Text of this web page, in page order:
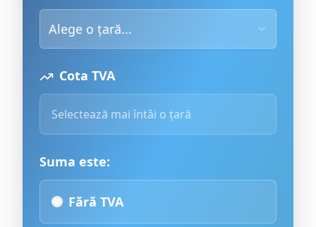
Alege o țară...
Cota TVA
Selectează mai întâi o țară
Suma este:
Fără TVA